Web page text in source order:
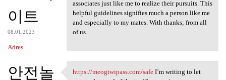
이트
08.01.2023
Adres
associates just like me to realize their pursuits. This
helpful guidelines signifies much a person like me
and especially to my mates. With thanks; from all
of us.
안전놀 https://meogtwipass.com/safeI’m writing to let